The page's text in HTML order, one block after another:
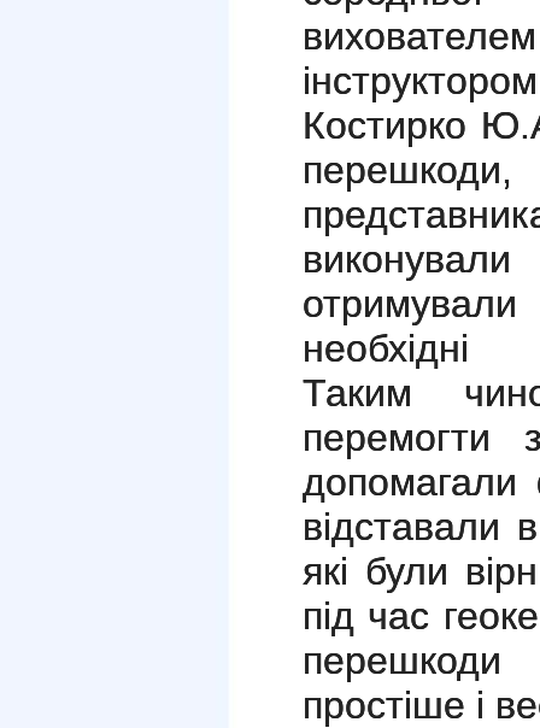
Костирко
необхідні
Таким
перемогти
допомагали
відставали
які були
під час
простіше і